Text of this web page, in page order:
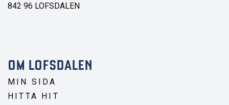
842 96 LOFSDALEN
OM LOFSDALEN
MIN SIDA
HITTA HIT